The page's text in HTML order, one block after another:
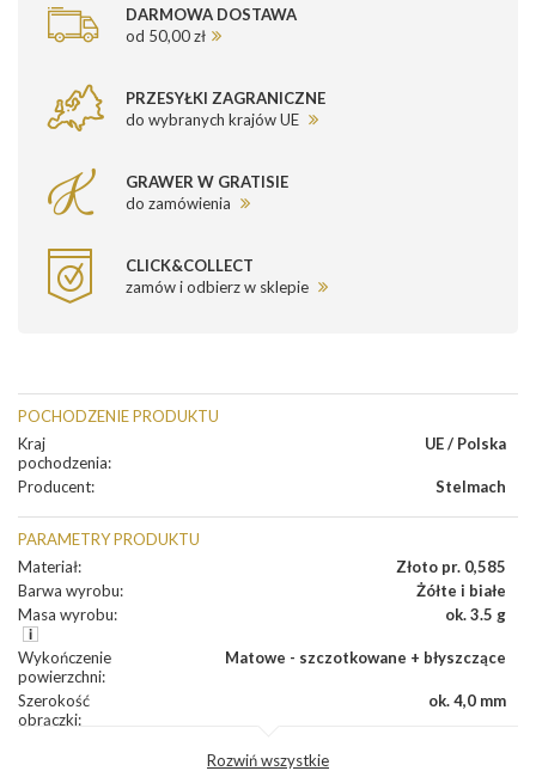
DARMOWA DOSTAWA
od 50,00 zł
PRZESYŁKI ZAGRANICZNE
do wybranych krajów UE
GRAWER W GRATISIE
do zamówienia
CLICK&COLLECT
zamów i odbierz w sklepie
POCHODZENIE PRODUKTU
Kraj
pochodzenia:
UE / Polska
Producent: Stelmach
PARAMETRY PRODUKTU
Materiał:
Złoto pr. 0,585
Barwa wyrobu:
Żółte i białe
Masa wyrobu: ok. 3.5 g
Wykończenie
powierzchni:
Matowe - szczotkowane + błyszczące
Szerokość
obrączki:
ok. 4,0 mm
Rozwiń wszystkie